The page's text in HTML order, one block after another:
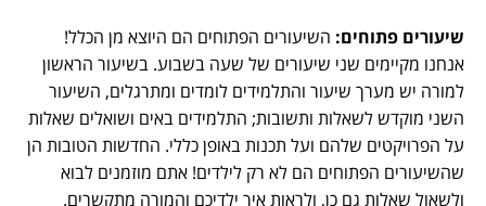
שיעורים פתוחים: השיעורים הפתוחים הם היוצא מן הכלל!
אנחנו מקיימים שני שיעורים של שעה בשבוע. בשיעור הראשון
למורה יש מערך שיעור והתלמידים לומדים ומתרגלים, השיעור
השני מוקדש לשאלות ותשובות; התלמידים באים ושואלים שאלות
על הפרויקטים שלהם ועל תכנות באופן כללי. החדשות הטובות הן
שהשיעורים הפתוחים הם לא רק לילדים! אתם מוזמנים לבוא
ולשאול שאלות גם כן, ולראות איך ילדיכם והמורה מתקשרים.